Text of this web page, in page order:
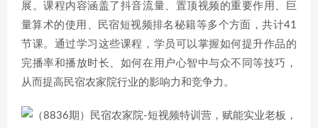
展。课程内容涵盖了抖音流量、置顶视频的重要作用、巨
量算术的使用、民宿短视频排名秘籍等多个方面，共计41
节课。通过学习这些课程，学员可以掌握如何提升作品的
完播率和播放时长、如何在用户心智中与众不同等技巧，
从而提高民宿农家院行业的影响力和竞争力。